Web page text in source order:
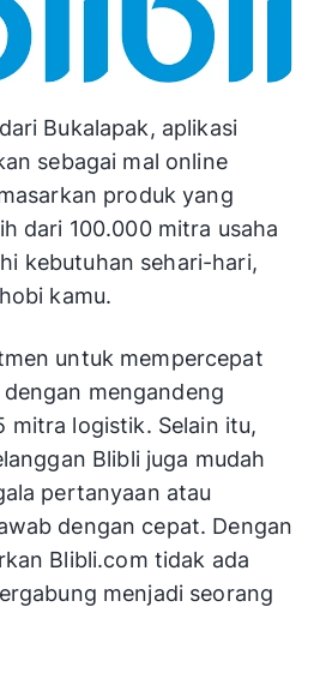
Bukalapak, aplikasi
sebagai mal online
produk yang
dari 100.000 mitra usaha
kebutuhan sehari-hari,
kamu.
untuk mempercepat
mengandeng
mitra logistik. Selain itu,
Blibli juga mudah
pertanyaan atau
dengan cepat. Dengan
Blibli.com tidak ada
menjadi seorang